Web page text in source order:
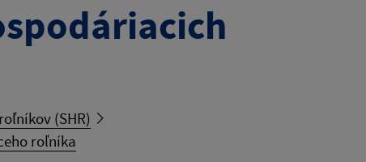
(SHR)
roľníka